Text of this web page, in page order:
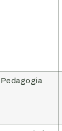
Pedagogia